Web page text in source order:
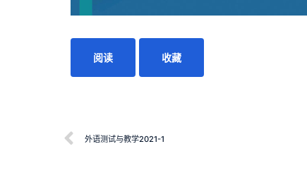
阅读 收藏
外语测试与教学2021-1